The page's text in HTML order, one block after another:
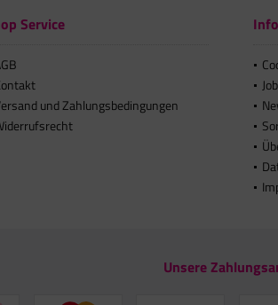
Service
und Zahlungsbedingungen
Unsere